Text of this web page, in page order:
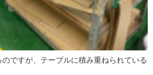
のですが、テーブルに積み重ねられている